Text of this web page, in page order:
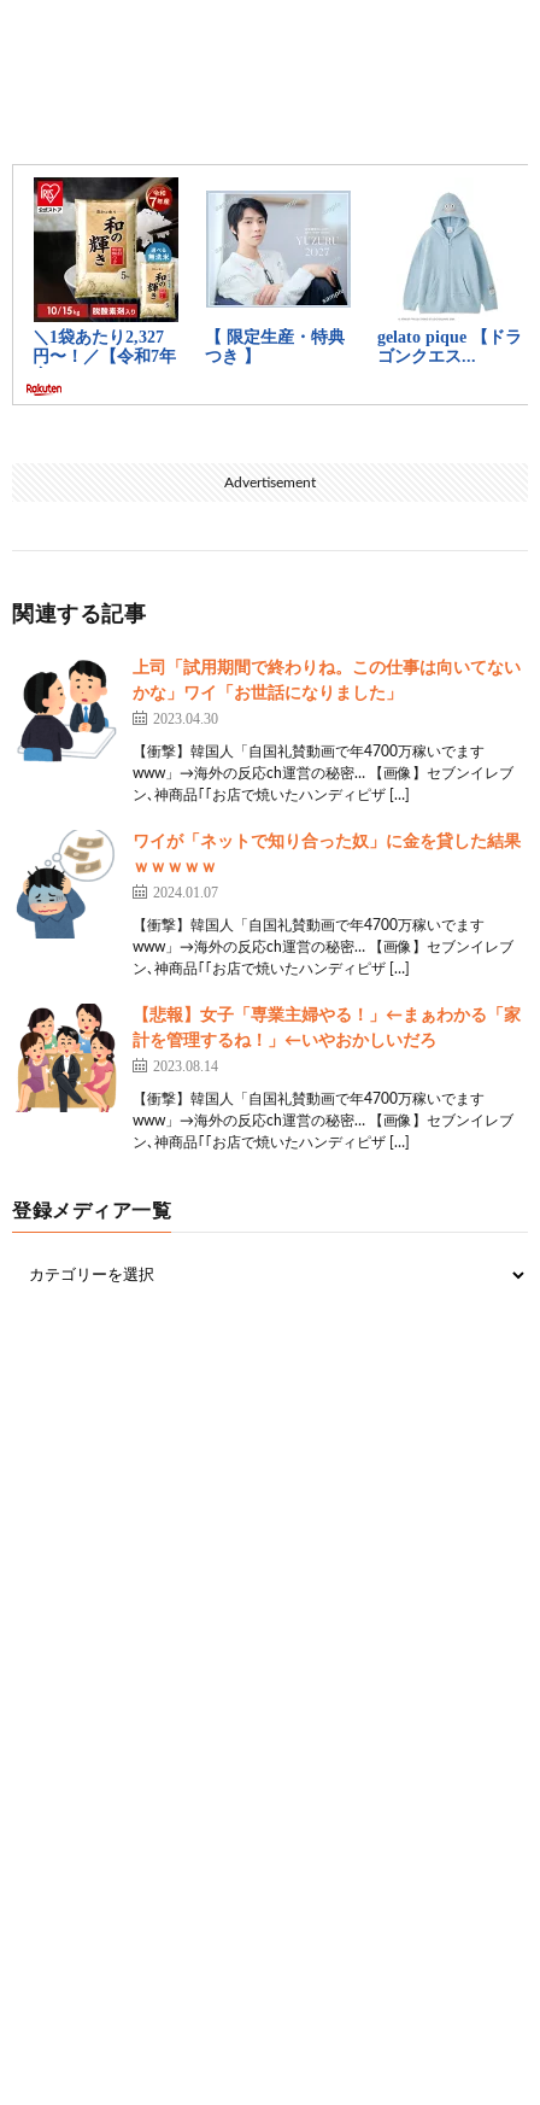
Advertisement
関連する記事
上司「試用期間で終わりね。この仕事は向いてない
かな」ワイ「お世話になりました」
2023.04.30
【衝撃】韓国人「自国礼賛動画で年4700万稼いでます
www」→海外の反応ch運営の秘密… 【画像】セブンイレブ
ン､神商品｢｢お店で焼いたハンディピザ […]
ワイが「ネットで知り合った奴」に金を貸した結果
ｗｗｗｗｗ
2024.01.07
【衝撃】韓国人「自国礼賛動画で年4700万稼いでます
www」→海外の反応ch運営の秘密… 【画像】セブンイレブ
ン､神商品｢｢お店で焼いたハンディピザ […]
【悲報】女子「専業主婦やる！」←まぁわかる「家
計を管理するね！」←いやおかしいだろ
2023.08.14
【衝撃】韓国人「自国礼賛動画で年4700万稼いでます
www」→海外の反応ch運営の秘密… 【画像】セブンイレブ
ン､神商品｢｢お店で焼いたハンディピザ […]
登録メディア一覧